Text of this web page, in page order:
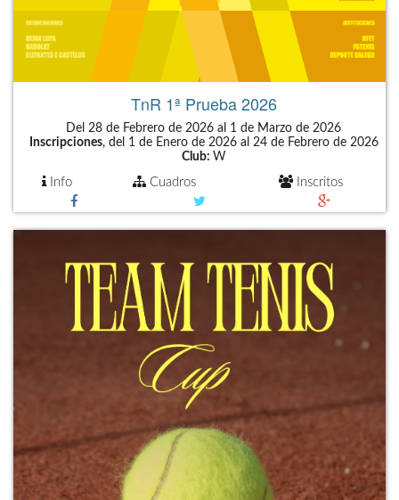
TnR 1ª Prueba 2026
Del 28 de Febrero de 2026 al 1 de Marzo de 2026
Inscripciones, del 1 de Enero de 2026 al 24 de Febrero de 2026
Club: W
Info Cuadros Inscritos